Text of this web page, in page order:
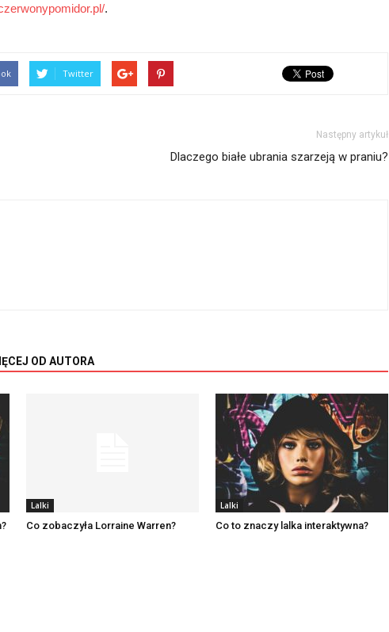
.
Twitter
Następny artykuł
Dlaczego białe ubrania szarzeją w praniu?
OD AUTORA
Lalki
Co zobaczyła Lorraine Warren?
Lalki
Co to znaczy lalka interaktywna?